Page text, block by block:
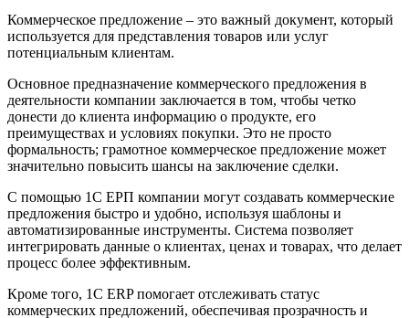
Коммерческое предложение – это важный документ, который
используется для представления товаров или услуг
потенциальным клиентам.
Основное предназначение коммерческого предложения в
деятельности компании заключается в том, чтобы четко
донести до клиента информацию о продукте, его
преимуществах и условиях покупки. Это не просто
формальность; грамотное коммерческое предложение может
значительно повысить шансы на заключение сделки.
С помощью 1С ЕРП компании могут создавать коммерческие
предложения быстро и удобно, используя шаблоны и
автоматизированные инструменты. Система позволяет
интегрировать данные о клиентах, ценах и товарах, что делает
процесс более эффективным.
Кроме того, 1С ERP помогает отслеживать статус
коммерческих предложений, обеспечивая прозрачность и